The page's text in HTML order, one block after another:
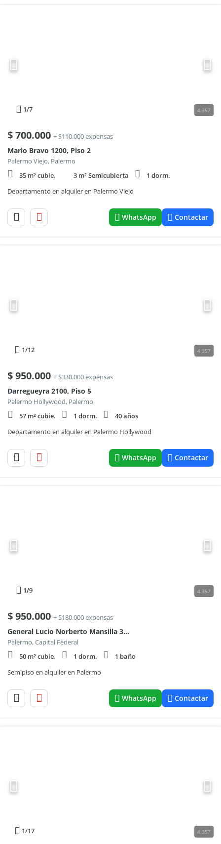
1/7 4.357
$700.000 + $110.000 expensas
Mario Bravo 1200, Piso 2
Palermo Viejo, Palermo
35 m² cubie.
3 m² Semicubierta
1 dorm.
Departamento en alquiler en Palermo Viejo
WhatsApp Contactar
1/12 4.357
$950.000 + $330.000 expensas
Darregueyra 2100, Piso 5
Palermo Hollywood, Palermo
57 m² cubie.
1 dorm.
40 años
Departamento en alquiler en Palermo Hollywood
WhatsApp Contactar
1/9 4.357
$950.000 + $180.000 expensas
General Lucio Norberto Mansilla 3600, Piso 4
Palermo, Capital Federal
50 m² cubie.
1 dorm.
1 baño
Semipiso en alquiler en Palermo
WhatsApp Contactar
1/17 4.357